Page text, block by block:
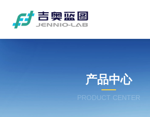
产品中心
PRODUCT CENTER